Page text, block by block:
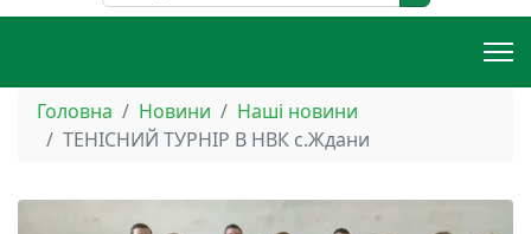
Головна Новини
Наші новини
ТЕНІСНИЙ ТУРНІР В НВК с.Ждани